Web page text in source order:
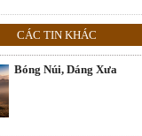
CÁC TIN KHÁC
Bóng Núi, Dáng Xưa